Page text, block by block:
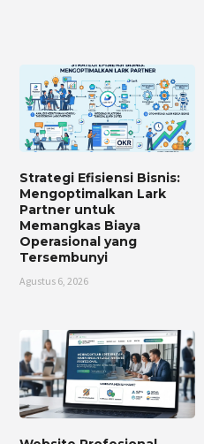
Strategi Efisiensi Bisnis:
Mengoptimalkan Lark
Partner untuk
Memangkas Biaya
Operasional yang
Tersembunyi
Agustus 6, 2026